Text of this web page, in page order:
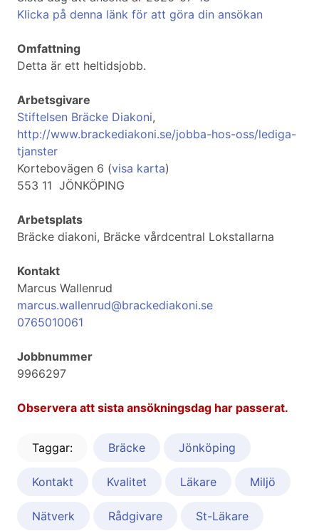
Klicka på denna länk för att göra din ansökan
Omfattning
Detta är ett heltidsjobb.
Arbetsgivare
Stiftelsen Bräcke Diakoni,
http://www.brackediakoni.se/jobba-hos-oss/lediga-
tjanster
Kortebovägen 6 (visa karta)
553 11 JÖNKÖPING
Arbetsplats
Bräcke diakoni, Bräcke vårdcentral Lokstallarna
Kontakt
Marcus Wallenrud
marcus.wallenrud@brackediakoni.se
0765010061
Jobbnummer
9966297
Observera att sista ansökningsdag har passerat.
Taggar: Bräcke Jönköping
Kontakt Kvalitet Läkare Miljö
Nätverk Rådgivare St-Läkare